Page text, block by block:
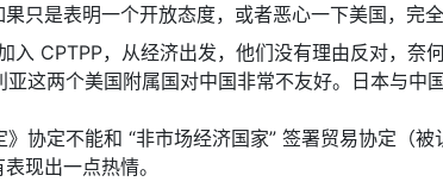
只是表明一个开放态度，或者恶心一下美国，完全
入 CPTPP，从经济出发，他们没有理由反对，奈
这两个美国附属国对中国非常不友好。日本与中
协定不能和 “非市场经济国家” 签署贸易协定（被
现出一点热情。